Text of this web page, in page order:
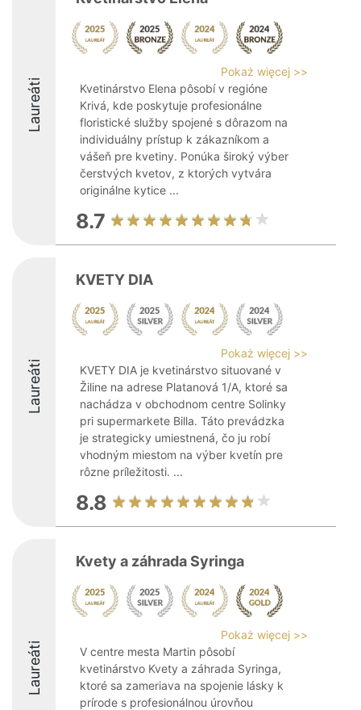
Laureáti
Pokaż więcej >>
Kvetinárstvo Elena pôsobí v regióne
Krivá, kde poskytuje profesionálne
floristické služby spojené s dôrazom na
individuálny prístup k zákazníkom a
vášeň pre kvetiny. Ponúka široký výber
čerstvých kvetov, z ktorých vytvára
originálne kytice ...
8.7
Laureáti
KVETY DIA
Pokaż więcej >>
KVETY DIA je kvetinárstvo situované v
Žiline na adrese Platanová 1/A, ktoré sa
nachádza v obchodnom centre Solinky
pri supermarkete Billa. Táto prevádzka
je strategicky umiestnená, čo ju robí
vhodným miestom na výber kvetín pre
rôzne príležitosti. ...
8.8
Laureáti
Kvety a záhrada Syringa
Pokaż więcej >>
V centre mesta Martin pôsobí
kvetinárstvo Kvety a záhrada Syringa,
ktoré sa zameriava na spojenie lásky k
prírode s profesionálnou úrovňou